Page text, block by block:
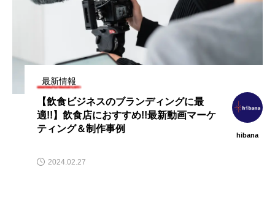
最新情報
【飲食ビジネスのブランディングに最
適!!】飲食店におすすめ!!最新動画マーケ
ティング＆制作事例
hibana
2024.02.27